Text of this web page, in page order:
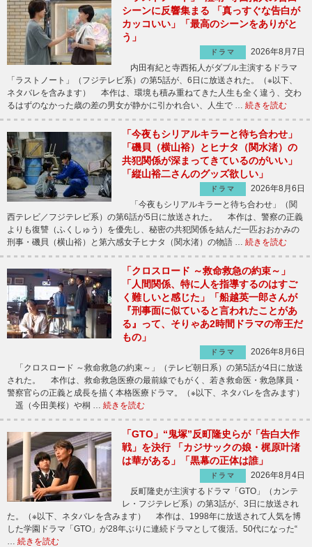
シーンに反響集まる 「真っすぐな告白が
カッコいい」「最高のシーンをありがと
う」
ドラマ
2026年8月7日
内田有紀と寺西拓人がダブル主演するドラマ
「ラストノート」（フジテレビ系）の第5話が、6日に放送された。（※以下、
ネタバレを含みます） 本作は、環境も積み重ねてきた人生も全く違う、交わ
るはずのなかった歳の差の男女が静かに引かれ合い、人生で … 続きを読む
「今夜もシリアルキラーと待ち合わせ」
「磯貝（横山裕）とヒナタ（関水渚）の
共犯関係が深まってきているのがいい」
「縦山裕二さんのグッズ欲しい」
ドラマ
2026年8月6日
「今夜もシリアルキラーと待ち合わせ」（関
西テレビ／フジテレビ系）の第6話が5日に放送された。 本作は、警察の正義
よりも復讐（ふくしゅう）を優先し、秘密の共犯関係を結んだ一匹おおかみの
刑事・磯貝（横山裕）と第六感女子ヒナタ（関水渚）の物語 … 続きを読む
「クロスロード ～救命救急の約束～」
「人間関係、特に人を指導するのはすご
く難しいと感じた」「船越英一郎さんが
『刑事面に似ていると言われたことがあ
る』って、そりゃあ2時間ドラマの帝王だ
もの」
ドラマ
2026年8月6日
「クロスロード ～救命救急の約束～」（テレビ朝日系）の第5話が4日に放送
された。 本作は、救命救急医療の最前線でもがく、若き救命医・救急隊員・
警察官らの正義と成長を描く本格医療ドラマ。（※以下、ネタバレを含みます）
遥（今田美桜）や桐 … 続きを読む
「GTO」“鬼塚”反町隆史らが「告白大作
戦」を決行 「カジサックの娘・梶原叶渚
は華がある」「黒幕の正体は誰」
ドラマ
2026年8月4日
反町隆史が主演するドラマ「GTO」（カンテ
レ・フジテレビ系）の第3話が、3日に放送され
た。（※以下、ネタバレを含みます） 本作は、1998年に放送されて人気を博
した学園ドラマ「GTO」が28年ぶりに連続ドラマとして復活。50代になった“
… 続きを読む